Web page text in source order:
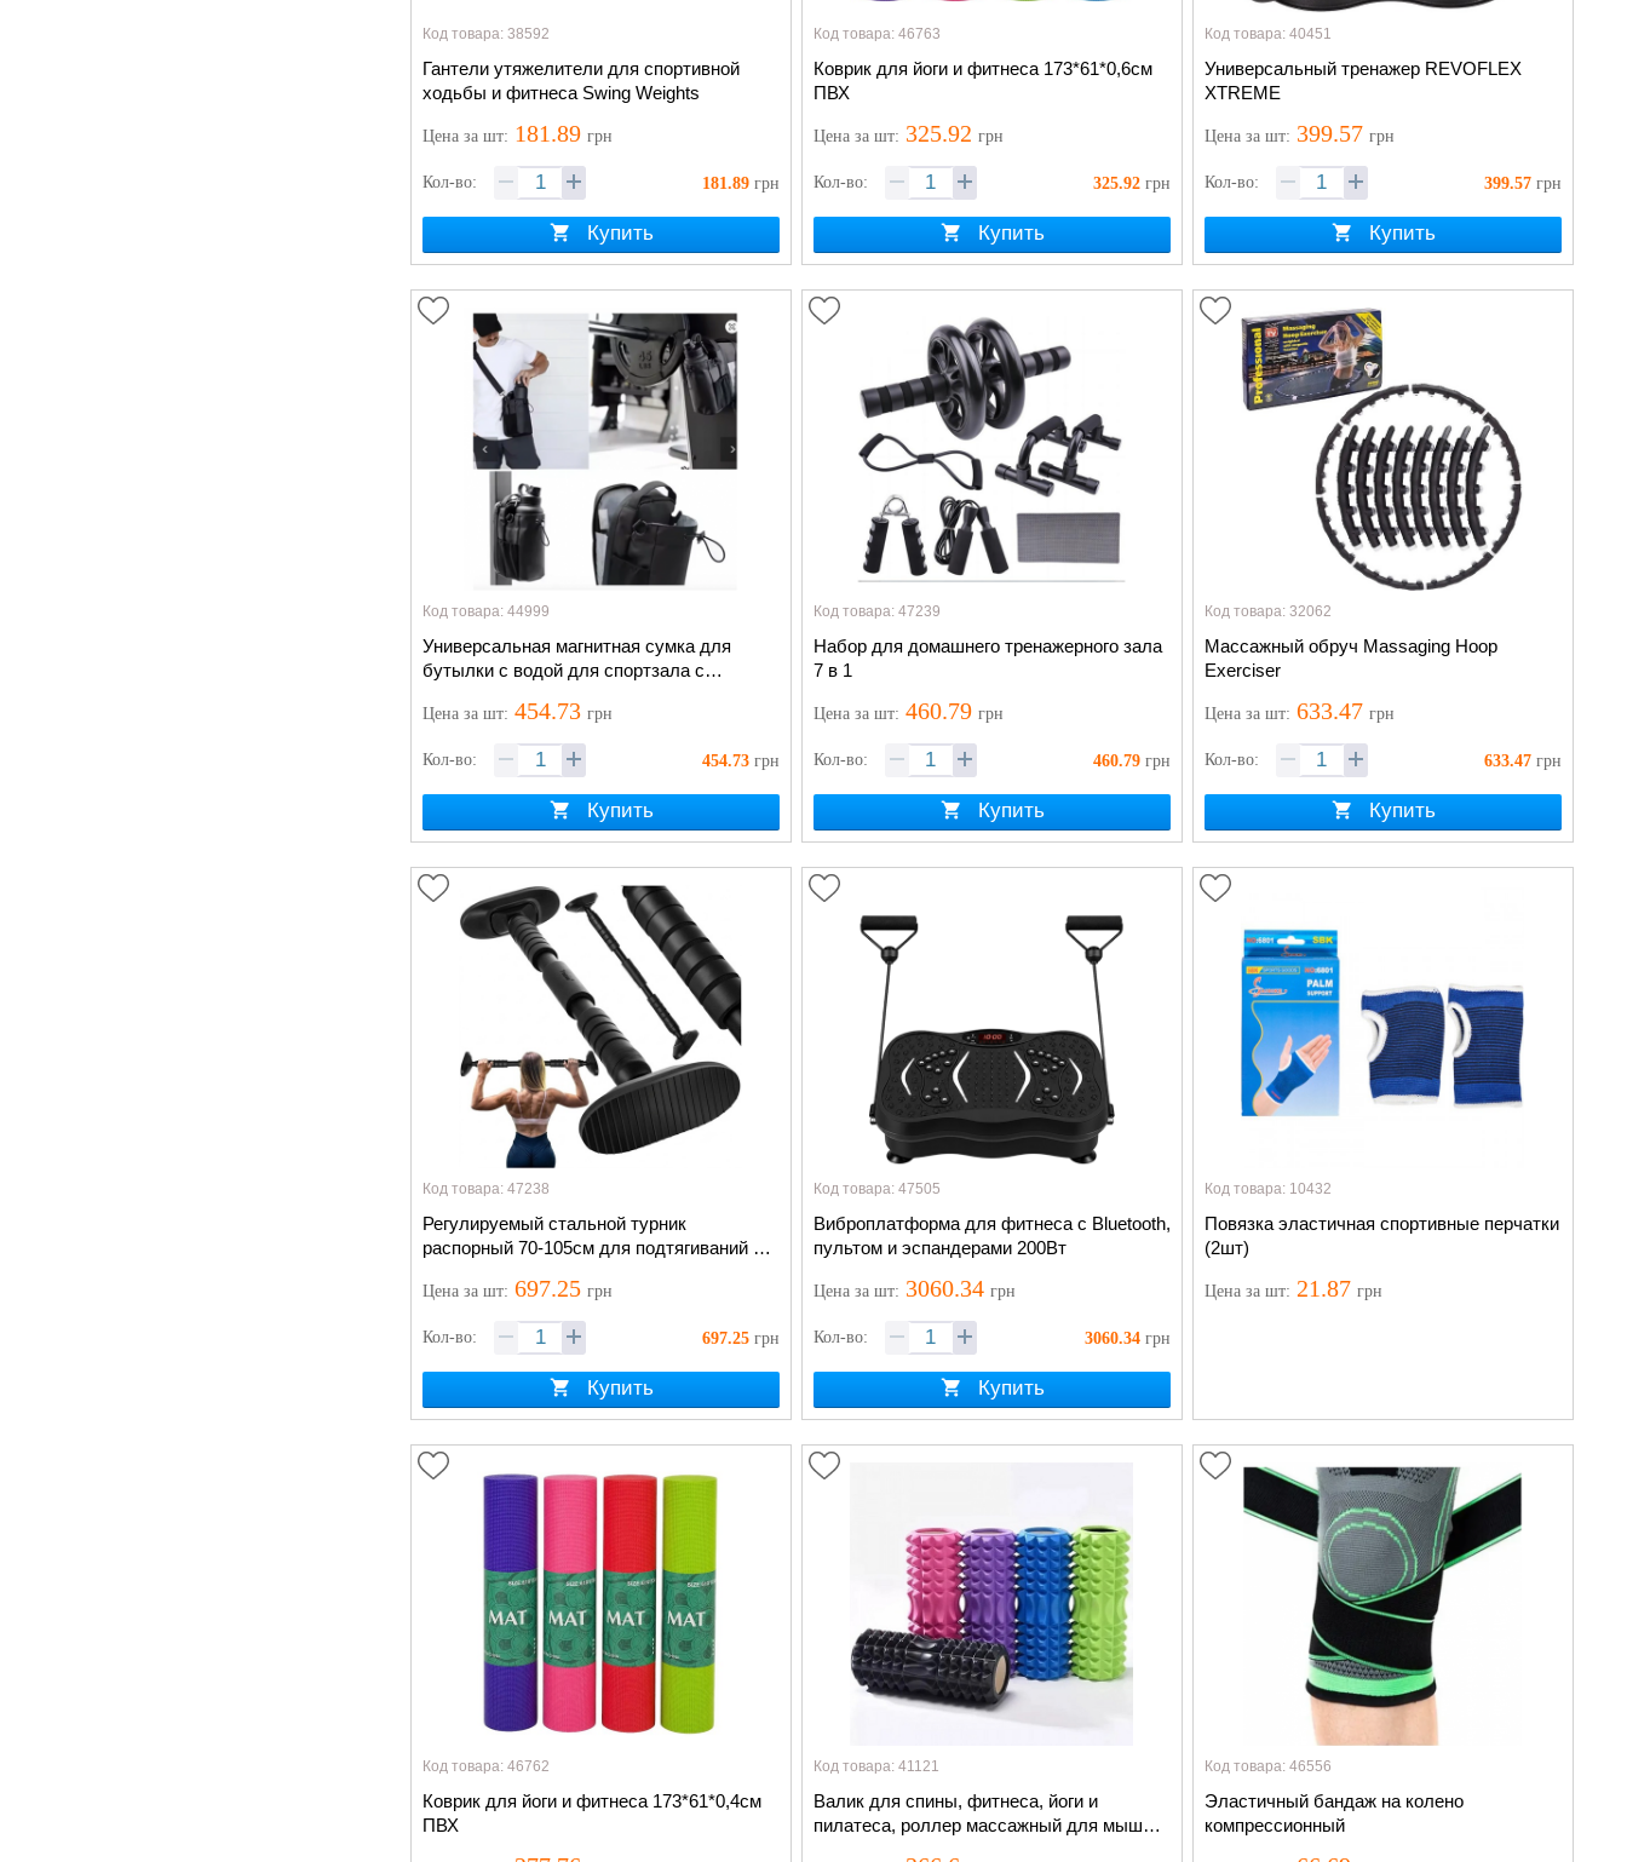
Код товара: 38592
Гантели утяжелители для спортивной
ходьбы и фитнеса Swing Weights
Цена за шт: 181.89 грн
Кол-во: 181.89 грн
Купить
Код товара: 46763
Коврик для йоги и фитнеса 173*61*0,6см
ПВХ
Ценаза шт: 325.92 грн
Кол-во: 325.92 грн
Купить
Код товара: 40451
Универсальный тренажер REVOFLEX
XTREME
Ценаза шт: 399.57 грн
Кол-во: 399.57 грн
Купить
Код товара: 44999
Универсальная магнитная сумка для
бутылки с водой для спортзала с
телефона, 27*11*27см
Цена за шт: 454.73 грн
Кол-во: 454.73 грн
Купить
Код товара: 47239
Набор для домашнего тренажерного зала
7 в 1
Ценаза шт: 460.79 грн
Кол-во: 460.79 грн
Купить
Код товара: 32062
Массажный обруч Massaging Hoop
Exerciser
Ценаза шт: 633.47 грн
Кол-во: 633.47 грн
Купить
Код товара: 47238
Регулируемый стальной турник
распорный 70-105см для подтягиваний и
Цена за шт: 697.25 грн
Кол-во: 697.25 грн
Купить
Код товара: 47505
Виброплатформа для фитнеса с Bluetooth,
пультом и эспандерами 200Вт
Ценаза шт: 3060.34 грн
Кол-во: 3060.34 грн
Купить
Код товара: 10432
Повязка эластичная спортивные перчатки
(2шт)
Ценаза шт: 21.87 грн
Код товара: 46762
Коврик для йоги и фитнеса 173*61*0,4см
ПВХ
Код товара: 41121
Валик для спины, фитнеса, йоги и
пилатеса, роллер массажный для мышц
Код товара: 46556
Эластичный бандаж на колено
компрессионный